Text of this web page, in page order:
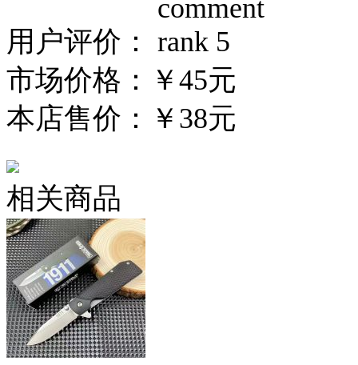
用户评价：
市场价格： ￥45元
本店售价： ￥38元
相关商品